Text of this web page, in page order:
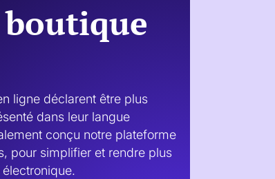
ligne déclarent être plus
dans leur langue
conçu notre plateforme
pour simplifier et rendre plus